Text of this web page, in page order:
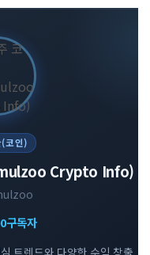
코인)
Crypto Info)
구독자
트렌드와 다양한 수익 창출